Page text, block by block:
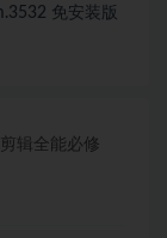
免安装版
辑全能必修